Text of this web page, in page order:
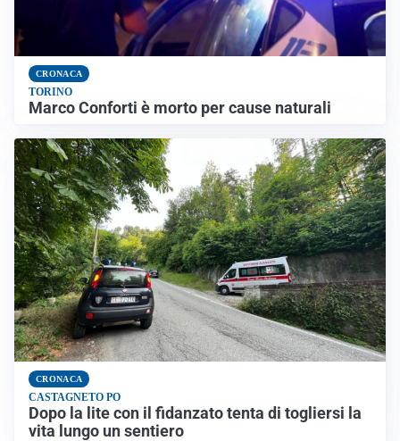
CRONACA
TORINO
Marco Conforti è morto per cause naturali
CRONACA
CASTAGNETO PO
Dopo la lite con il fidanzato tenta di togliersi la
vita lungo un sentiero